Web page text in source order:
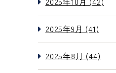
2025年9月 (41)
2025年8月 (44)